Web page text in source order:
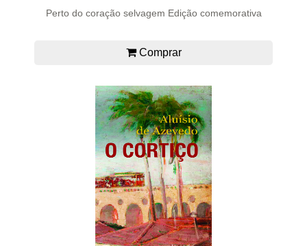
Perto do coração selvagem Edição comemorativa
Comprar